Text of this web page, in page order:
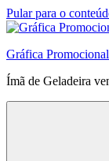
Pular para o
Gráfica
Ímã de Geladeira